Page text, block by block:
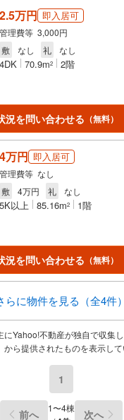
2.5万円 即入居可
管理費等 3,000円
敷
なし 礼 なし
4DK 70.9m2 2階
況を問い合わせる （無料）
4万円 即入居可
管理費等 なし
敷
4万円 礼 なし
5K以上 85.16m2 1階
況を問い合わせる （無料）
らに物件を見る（全4件）
にYahoo!不動産が独自で収集
から提供されたものを表示して
1
前へ
1〜4棟
次へ